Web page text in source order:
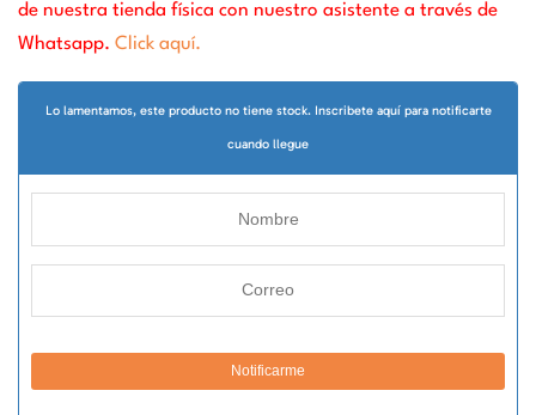
de nuestra tienda física con nuestro asistente a través de
Whatsapp. Click aquí.
Lo lamentamos, este producto no tiene stock. Inscribete aquí para notificarte
cuando llegue